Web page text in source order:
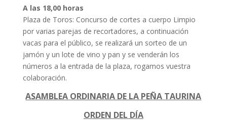
A las 18,00 horas
Plaza de Toros: Concurso de cortes a cuerpo Limpio
por varias parejas de recortadores, a continuación
vacas para el público, se realizará un sorteo de un
jamón y un lote de vino y pan y se venderán los
números a la entrada de la plaza, rogamos vuestra
colaboración.
ASAMBLEA ORDINARIA DE LA PEÑA TAURINA
ORDEN DEL DÍA